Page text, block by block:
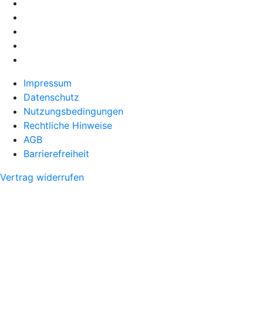
Impressum
Datenschutz
Nutzungsbedingungen
Rechtliche Hinweise
AGB
Barrierefreiheit
Vertrag widerrufen